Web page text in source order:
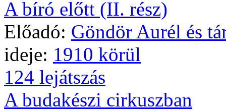
A bíró előtt (II. rész)
Előadó: Göndör Aurél és
ideje: 1910 körül
124 lejátszás
A budakészi cirkuszban